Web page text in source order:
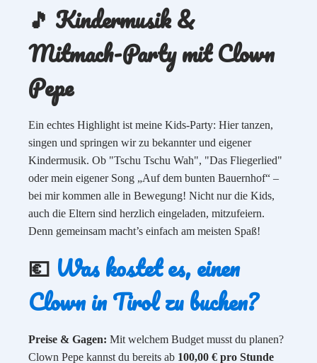
🎵 Kindermusik &
Mitmach-Party mit Clown
Pepe
Ein echtes Highlight ist meine Kids-Party: Hier tanzen,
singen und springen wir zu bekannter und eigener
Kindermusik. Ob "Tschu Tschu Wah", "Das Fliegerlied"
oder mein eigener Song „Auf dem bunten Bauernhof“ –
bei mir kommen alle in Bewegung! Nicht nur die Kids,
auch die Eltern sind herzlich eingeladen, mitzufeiern.
Denn gemeinsam macht’s einfach am meisten Spaß!
💶 Was kostet es, einen
Clown in Tirol zu buchen?
Preise & Gagen: Mit welchem Budget musst du planen?
Clown Pepe kannst du bereits ab 100,00 € pro Stunde